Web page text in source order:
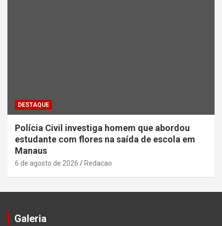
DESTAQUE
Polícia Civil investiga homem que abordou
estudante com flores na saída de escola em
Manaus
6 de agosto de 2026 Redacao
Galeria